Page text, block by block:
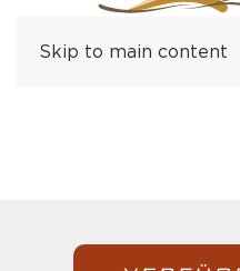
Skip to main content